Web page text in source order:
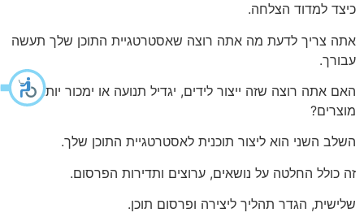
כיצד למדוד הצלחה.
אתה צריך לדעת מה אתה רוצה שאסטרטגיית התוכן שלך תעשה
עבורך.
האם אתה רוצה שזה ייצור לידים, יגדיל תנועה או ימכור יותר
מוצרים?
השלב השני הוא ליצור תוכנית לאסטרטגיית התוכן שלך.
זה כולל החלטה על נושאים, ערוצים ותדירות הפרסום.
שלישית, הגדר תהליך ליצירה ופרסום תוכן.